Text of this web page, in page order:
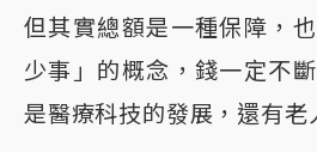
但其實總額是一種保障，
少事」的概念，錢一定不
是醫療科技的發展，還有老